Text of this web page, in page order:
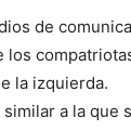
de
la izquierda.
a la que